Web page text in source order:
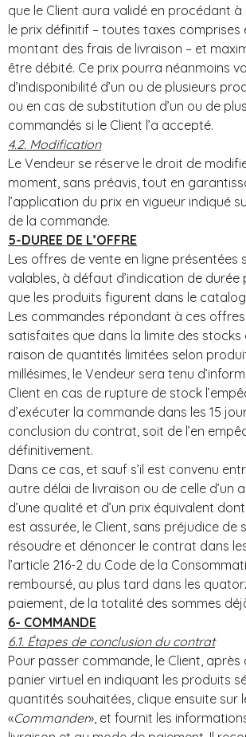
que le Client aura validé en procédant
le prix définitif – toutes taxes comprises
montant des frais de livraison – et
être débité. Ce prix pourra néanmoins
d’indisponibilité d’un ou de plusieurs
ou en cas de substitution d’un ou de
commandés si le Client l’a accepté.
4.2. Modification
Le Vendeur se réserve le droit de
moment, sans préavis, tout en
l’application du prix en vigueur indiqué
de la commande.
5-DUREE DE L’OFFRE
Les offres de vente en ligne présentées
valables, à défaut d’indication de durée
que les produits figurent dans le
Les commandes répondant à ces
satisfaites que dans la limite des stocks
raison de quantités limitées selon
millésimes, le Vendeur sera tenu
Client en cas de rupture de stock
d’exécuter la commande dans les 15
conclusion du contrat, soit de l’en
définitivement.
Dans ce cas, et sauf s’il est convenu
autre délai de livraison ou de celle d’un
d’une qualité et d’un prix équivalent
est assurée, le Client, sans préjudice de
résoudre et dénoncer le contrat dans
l’article 216-2 du Code de la
remboursé, au plus tard dans les
paiement, de la totalité des sommes
6- COMMANDE
6.1. Étapes de conclusion du contrat
Pour passer commande, le Client, après
panier virtuel en indiquant les produits
quantités souhaitées, clique ensuite sur
«Commander», et fournit les